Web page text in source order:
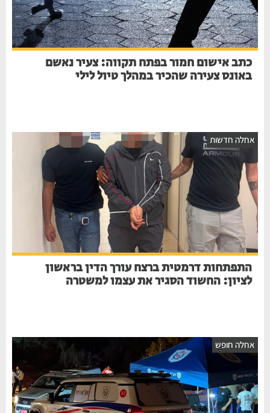
כתב אישום חמור בפתח תקווה: צעיר נאשם
באונס צעירה שהכיר במהלך טיול לילי
אחלה חדשות
התפתחות דרמטית ברצח עורך הדין בראשון
לציון: החשוד הסגיר את עצמו למשטרה
אחלה חופש